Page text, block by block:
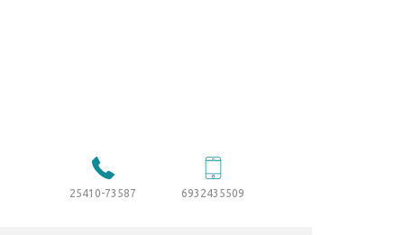
25410-73587 6932435509